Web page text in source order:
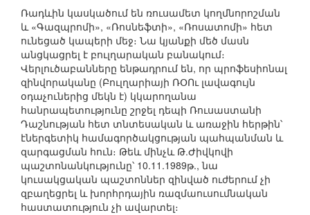
Ռադևին կասկածում են ռուսամետ կողմնորոշման
և «Գազպրոմի», «Ռոսնեֆտի», «Ռոսատոմի» հետ
ունեցած կապերի մեջ։ Նա կյանքի մեծ մասն
անցկացրել է բուլղարական բանակում։
Վերլուծաբանները ենթադրում են, որ պրոֆեսիոնալ
զինվորականը (Բուլղարիայի ՌՕՈւ լավագույն
օդաչուներից մեկն է) կկարողանա
հանրապետությունը շրջել դեպի Ռուսաստանի
Դաշնության հետ տնտեսական և առաջին հերթին՝
էներգետիկ համագործակցության պահպանման և
զարգացման հուն։ Թեև մինչև Թ.Ժիվկովի
պաշտոնանկությունը՝ 10.11.1989թ., նա
կուսակցական պաշտոններ զինված ուժերում չի
զբաղեցրել և խորհրդային ռազմաուսումնական
հաստատություն չի ավարտել։